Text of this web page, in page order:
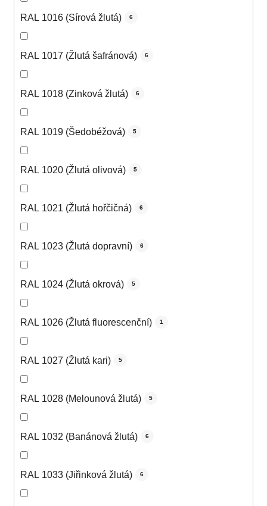
RAL 1016 (Sírová žlutá) 6
RAL 1017 (Žlutá šafránová) 6
RAL 1018 (Zinková žlutá) 6
RAL 1019 (Šedobéžová) 5
RAL 1020 (Žlutá olivová) 5
RAL 1021 (Žlutá hořčičná) 6
RAL 1023 (Žlutá dopravní) 6
RAL 1024 (Žlutá okrová) 5
RAL 1026 (Žlutá fluorescenční) 1
RAL 1027 (Žlutá kari) 5
RAL 1028 (Melounová žlutá) 5
RAL 1032 (Banánová žlutá) 6
RAL 1033 (Jiřinková žlutá) 6